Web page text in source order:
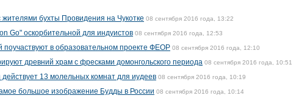
бухты Провидения на Чукотке 08 сентября 2016 года, 13:22
Go" оскорбительной для индуистов 08 сентября 2016 года, 12:53
в образовательном проекте ФЕОР 08 сентября 2016 года, 12:10
древний храм с фресками домонгольского периода 08 сентября 2016 года, 10:51
13 молельных комнат для иудеев 08 сентября 2016 года, 10:19
большое изображение Будды в России 08 сентября 2016 года, 10:14